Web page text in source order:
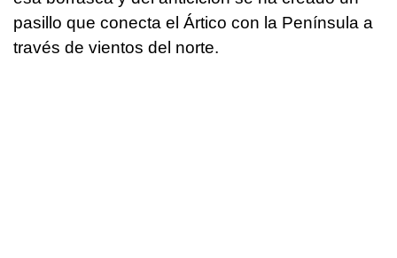
pasillo que conecta el Ártico con la Península a
través de vientos del norte.